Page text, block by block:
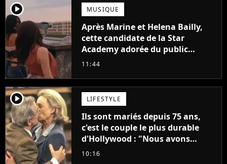
player2 MUSIQUE
Après Marine et Helena Bailly,
cette candidate de la Star
Academy adorée du public
annonce son premier album,
11:44
player2 LIFESTYLE
Ils sont mariés depuis 75 ans,
c'est le couple le plus durable
d'Hollywood : "Nous avons
avancé jour après jour, et les
10:16